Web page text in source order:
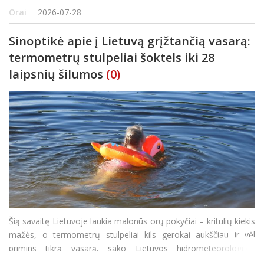
laipsnio, sako Lietuvos hidrometeorologijos tarnybos sinoptikas
Tadas Kantautas. Pas
Orai 2026-07-28
Sinoptikė apie į Lietuvą grįžtančią vasarą:
termometrų stulpeliai šoktels iki 28
laipsnių šilumos (0)
Šią savaitę Lietuvoje laukia malonūs orų pokyčiai – kritulių kiekis
mažės, o termometrų stulpeliai kils gerokai aukščiau ir vėl
primins tikrą vasarą, sako Lietuvos hidrometeorologijos